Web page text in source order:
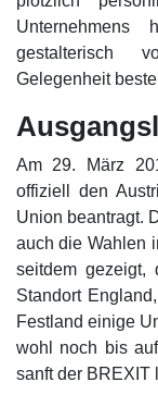
gestalterisch
Gelegenheit
Am 29. März
offiziell den
Union beantragt.
auch die Wahlen
seitdem
Standort
Festland einige
wohl noch bis
sanft der BREXIT